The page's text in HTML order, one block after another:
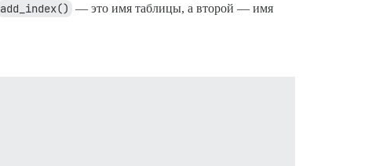
add_index() — это имя таблицы, а второй — имя